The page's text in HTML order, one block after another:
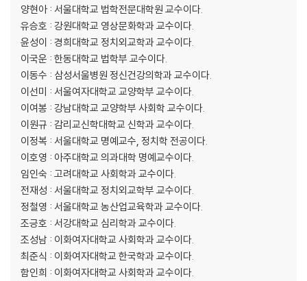
양현아 : 서울대학교 법학전문대학원 교수이다.
유승호 : 강원대학교 영상문화학과 교수이다.
윤성이 : 경희대학교 정치외교학과 교수이다.
이국운 : 한동대학교 법학부 교수이다.
이동수 : 삼성서울병원 정신건강의학과 교수이다.
이선미 : 서울여자대학교 교양학부 교수이다.
이여봉 : 강남대학교 교양학부 사회학 교수이다.
이원규 : 감리교신학대학교 신학과 교수이다.
이정복 : 서울대학교 명예교수, 정치학 전공이다.
이호영 : 아주대학교 의과대학 명예교수이다.
임인숙 : 고려대학교 사회학과 교수이다.
전재성 : 서울대학교 정치외교학부 교수이다.
정철영 : 서울대학교 농산업교육학과 교수이다.
조긍호 : 서강대학교 심리학과 교수이다.
조성남 : 이화여자대학교 사회학과 교수이다.
최준식 : 이화여자대학교 한국학과 교수이다.
함인희 : 이화여자대학교 사회학과 교수이다.